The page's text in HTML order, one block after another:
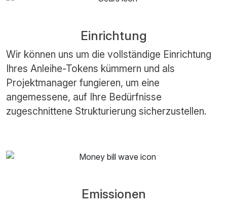
Einrichtung
Wir können uns um die vollständige Einrichtung
Ihres Anleihe-Tokens kümmern und als
Projektmanager fungieren, um eine
angemessene, auf Ihre Bedürfnisse
zugeschnittene Strukturierung sicherzustellen.
Emissionen